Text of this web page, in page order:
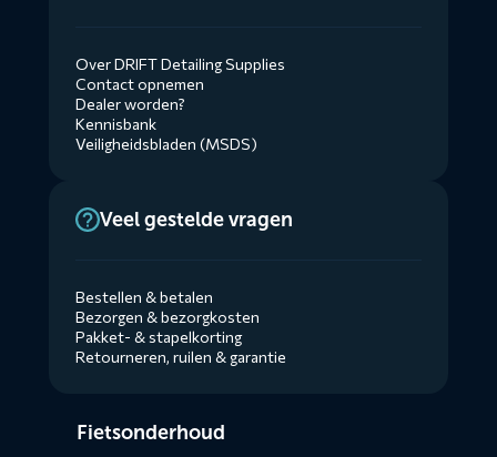
Over DRIFT Detailing Supplies
Contact opnemen
Dealer worden?
Kennisbank
Veiligheidsbladen (MSDS)
Veel gestelde vragen
Bestellen & betalen
Bezorgen & bezorgkosten
Pakket- & stapelkorting
Retourneren, ruilen & garantie
menusFietsonderhoud